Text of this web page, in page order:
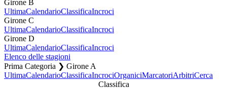
Girone B
UltimaCalendarioClassificaIncroci
Girone C
UltimaCalendarioClassificaIncroci
Girone D
UltimaCalendarioClassificaIncroci
Elenco delle stagioni
Prima Categoria ❯ Girone A
UltimaCalendarioClassificaIncrociOrganiciMarcatoriArbitriCerca
Classifica